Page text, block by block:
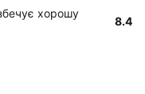
хорошу
8.4